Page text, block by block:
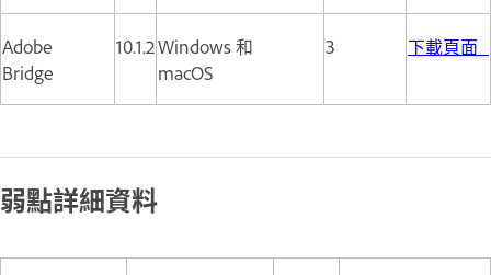
Adobe
Bridge
10.1.2Windows 和
macOS
3 下載頁面
弱點詳細資料